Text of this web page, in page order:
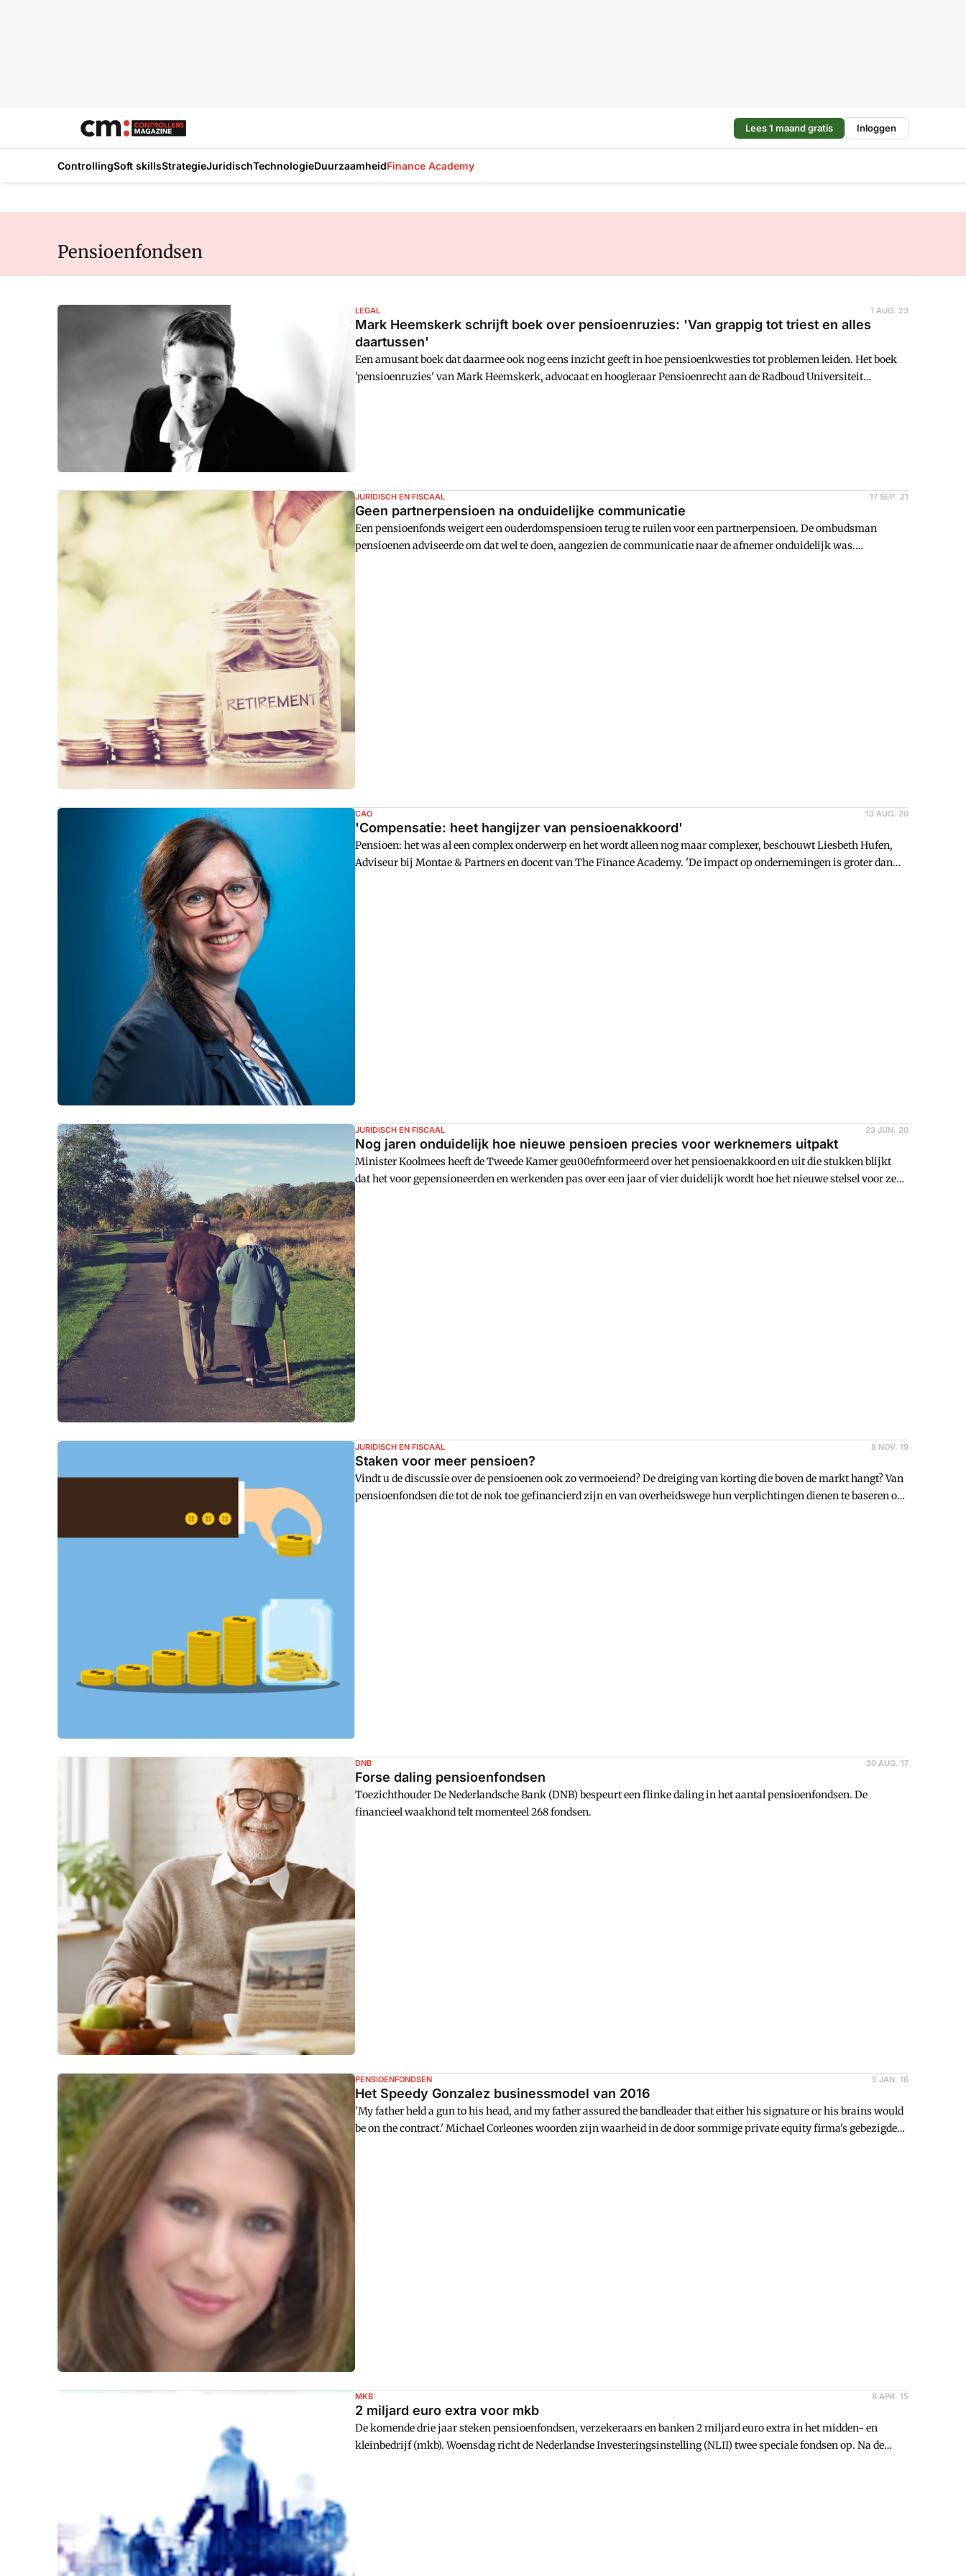
Lees 1 maand gratis Inloggen
ControllingSoft skillsStrategieJuridischTechnologieDuurzaamheidFinance Academy
Pensioenfondsen
LEGAL 1 AUG. 23
Mark Heemskerk schrijft boek over pensioenruzies: 'Van grappig tot triest en alles
daartussen'
Een amusant boek dat daarmee ook nog eens inzicht geeft in hoe pensioenkwesties tot problemen leiden. Het boek
'pensioenruzies' van Mark Heemskerk, advocaat en hoogleraar Pensioenrecht aan de Radboud Universiteit
JURIDISCH EN FISCAAL 17 SEP. 21
Geen partnerpensioen na onduidelijke communicatie
Een pensioenfonds weigert een ouderdomspensioen terug te ruilen voor een partnerpensioen. De ombudsman
pensioenen adviseerde om dat wel te doen, aangezien de communicatie naar de afnemer onduidelijk was.
CAO 13 AUG. 20
'Compensatie: heet hangijzer van pensioenakkoord'
Pensioen: het was al een complex onderwerp en het wordt alleen nog maar complexer, beschouwt Liesbeth Hufen,
Adviseur bij Montae & Partners en docent van The Finance Academy. 'De impact op ondernemingen is groter dan
JURIDISCH EN FISCAAL 23 JUN. 20
Nog jaren onduidelijk hoe nieuwe pensioen precies voor werknemers uitpakt
Minister Koolmees heeft de Tweede Kamer geu00efnformeerd over het pensioenakkoord en uit die stukken blijkt
dat het voor gepensioneerden en werkenden pas over een jaar of vier duidelijk wordt hoe het nieuwe stelsel voor ze
JURIDISCH EN FISCAAL 8 NOV. 19
Staken voor meer pensioen?
Vindt u de discussie over de pensioenen ook zo vermoeiend? De dreiging van korting die boven de markt hangt? Van
pensioenfondsen die tot de nok toe gefinancierd zijn en van overheidswege hun verplichtingen dienen te baseren op
DNB 30 AUG. 17
Forse daling pensioenfondsen
Toezichthouder De Nederlandsche Bank (DNB) bespeurt een flinke daling in het aantal pensioenfondsen. De
financieel waakhond telt momenteel 268 fondsen.
PENSIOENFONDSEN 5 JAN. 16
Het Speedy Gonzalez businessmodel van 2016
'My father held a gun to his head, and my father assured the bandleader that either his signature or his brains would
be on the contract.' Michael Corleones woorden zijn waarheid in de door sommige private equity firma's gebezigde
MKB 8 APR. 15
2 miljard euro extra voor mkb
De komende drie jaar steken pensioenfondsen, verzekeraars en banken 2 miljard euro extra in het midden- en
kleinbedrijf (mkb). Woensdag richt de Nederlandse Investeringsinstelling (NLII) twee speciale fondsen op. Na de